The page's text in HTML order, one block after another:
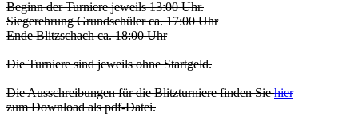
Beginn der Turniere jeweils 13:00 Uhr.
Siegerehrung Grundschüler ca. 17:00 Uhr
Ende Blitzschach ca. 18:00 Uhr
Die Turniere sind jeweils ohne Startgeld.
Die Ausschreibungen für die Blitzturniere finden Siehier
zum Download als pdf-Datei.